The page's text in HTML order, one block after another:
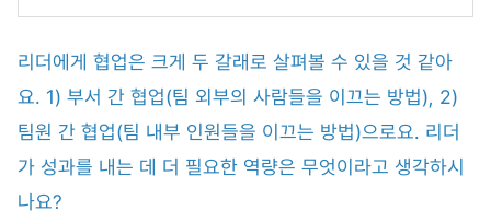
리더에게 협업은 크게 두 갈래로 살펴볼 수 있을 것 같아
요. 1) 부서 간 협업(팀 외부의 사람들을 이끄는 방법), 2)
팀원 간 협업(팀 내부 인원들을 이끄는 방법)으로요. 리더
가 성과를 내는 데 더 필요한 역량은 무엇이라고 생각하시
나요?